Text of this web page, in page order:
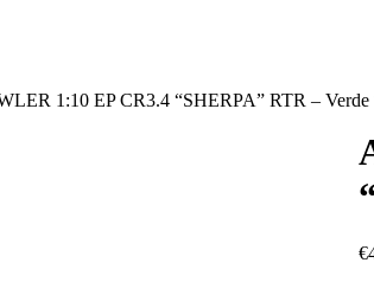
1:10 EP CR3.4 “SHERPA” RTR – Verde
€